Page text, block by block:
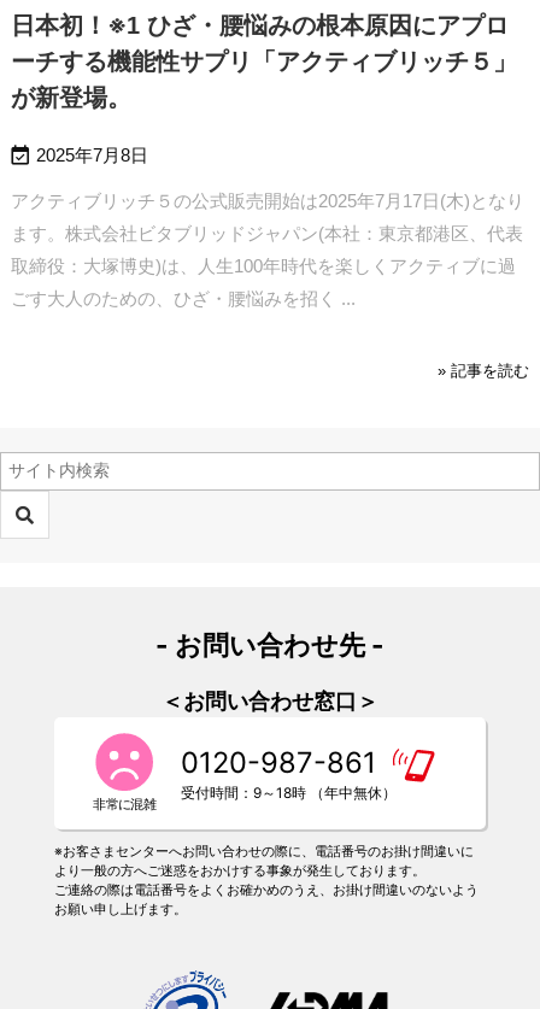
日本初！※1 ひざ・腰悩みの根本原因にアプロ
ーチする機能性サプリ「アクティブリッチ５」
が新登場。
 2025年7月8日
アクティブリッチ５の公式販売開始は2025年7月17日(木)となり
ます。 株式会社ビタブリッドジャパン(本社：東京都港区、代表
取締役：大塚博史)は、人生100年時代を楽しくアクティブに過
ごす大人のための、ひざ・腰悩みを招く ...
» 記事を読む
- お問い合わせ先 -
＜お問い合わせ窓口＞
0120-987-861
受付時間：9～18時 （年中無休）
※お客さまセンターへお問い合わせの際に、電話番号のお掛け間違いに
より一般の方へご迷惑をおかけする事象が発生しております。
ご連絡の際は電話番号をよくお確かめのうえ、お掛け間違いのないよう
お願い申し上げます。